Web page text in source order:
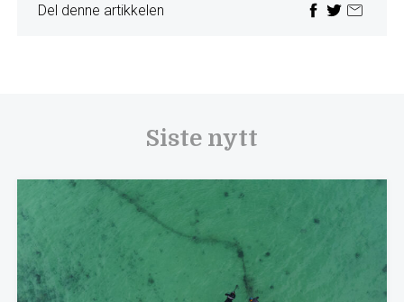
Del denne artikkelen
Siste nytt